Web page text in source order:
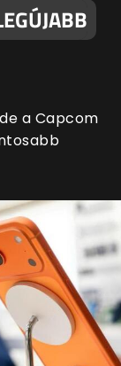
a Capcom